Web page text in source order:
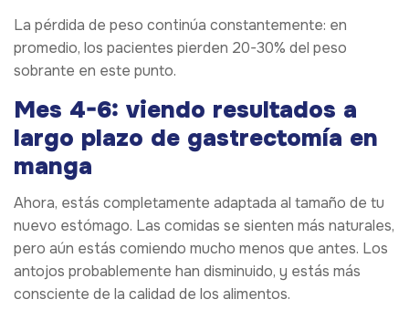
La pérdida de peso continúa constantemente: en
promedio, los pacientes pierden 20-30% del peso
sobrante en este punto.
Mes 4-6: viendo resultados a
largo plazo de gastrectomía en
manga
Ahora, estás completamente adaptada al tamaño de tu
nuevo estómago. Las comidas se sienten más naturales,
pero aún estás comiendo mucho menos que antes. Los
antojos probablemente han disminuido, y estás más
consciente de la calidad de los alimentos.